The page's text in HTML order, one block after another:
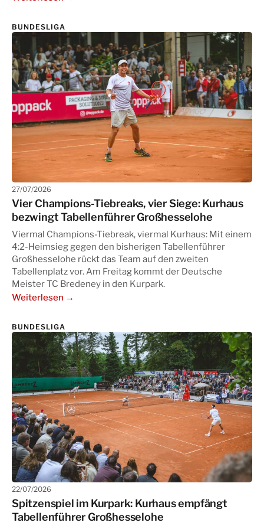
BUNDESLIGA
27/07/2026
Vier Champions-Tiebreaks, vier Siege: Kurhaus
bezwingt Tabellenführer Großhesselohe
Viermal Champions-Tiebreak, viermal Kurhaus: Mit einem
4:2-Heimsieg gegen den bisherigen Tabellenführer
Großhesselohe rückt das Team auf den zweiten
Tabellenplatz vor. Am Freitag kommt der Deutsche
Meister TC Bredeney in den Kurpark.
Weiterlesen →
BUNDESLIGA
22/07/2026
Spitzenspiel im Kurpark: Kurhaus empfängt
Tabellenführer Großhesselohe